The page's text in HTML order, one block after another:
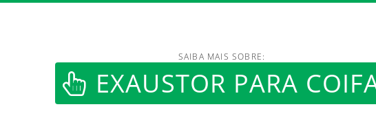
SAIBA MAIS SOBRE:
EXAUSTOR PARA